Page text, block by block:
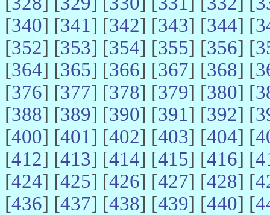
[340] [341] [342] [343] [344] [
[352] [353] [354] [355] [356] [
[364] [365] [366] [367] [368] [
[376] [377] [378] [379] [380] [
[388] [389] [390] [391] [392] [
[400] [401] [402] [403] [404] [
[412] [413] [414] [415] [416] [
[424] [425] [426] [427] [428] [
[436] [437] [438] [439] [440] [